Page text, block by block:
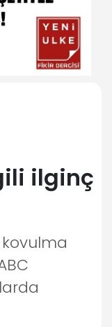
ilginç
kovulma